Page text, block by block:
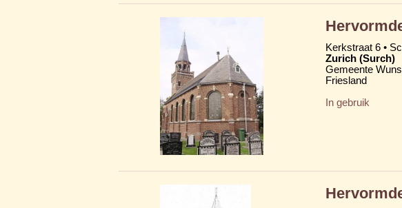
Kerkstraat 6 •
Zurich (Surch)
Gemeente
Friesland
In gebruik